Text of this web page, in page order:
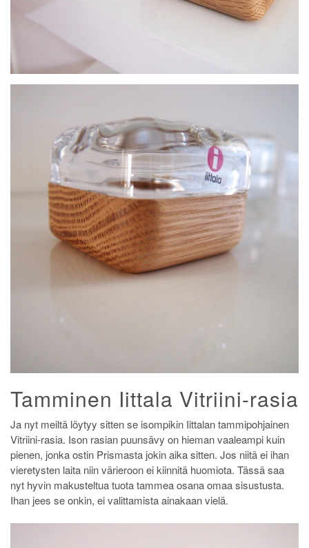
Tamminen Iittala Vitriini-rasia
Ja nyt meiltä löytyy sitten se isompikin Iittalan tammipohjainen
Vitriini-rasia. Ison rasian puunsävy on hieman vaaleampi kuin
pienen, jonka ostin Prismasta jokin aika sitten. Jos niitä ei ihan
vieretysten laita niin värieroon ei kiinnitä huomiota. Tässä saa
nyt hyvin makusteltua tuota tammea osana omaa sisustusta.
Ihan jees se onkin, ei valittamista ainakaan vielä.